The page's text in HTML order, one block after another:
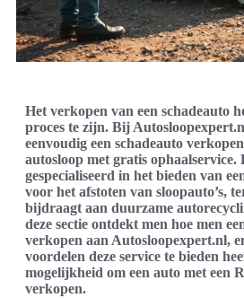
Het verkopen van een schadeauto
proces te zijn. Bij
eenvoudig een schadeauto
autosloop met gratis
gespecialiseerd in het bieden van
voor het afstoten van sloopauto’s,
bijdraagt aan duurzame
deze sectie ontdekt men hoe men
verkopen aan Autosloopexpert.nl,
voordelen deze service te bieden
mogelijkheid om een auto met een
verkopen.